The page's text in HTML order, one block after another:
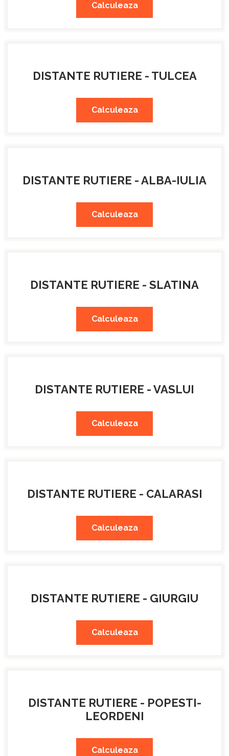
Calculeaza
DISTANTE RUTIERE - TULCEA
Calculeaza
DISTANTE RUTIERE - ALBA-IULIA
Calculeaza
DISTANTE RUTIERE - SLATINA
Calculeaza
DISTANTE RUTIERE - VASLUI
Calculeaza
DISTANTE RUTIERE - CALARASI
Calculeaza
DISTANTE RUTIERE - GIURGIU
Calculeaza
DISTANTE RUTIERE - POPESTI-
LEORDENI
Calculeaza